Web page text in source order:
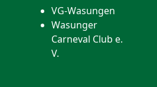
VG-Wasungen
Wasunger
Carneval Club e.
V.